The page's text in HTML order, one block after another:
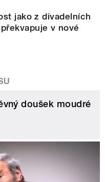
jako z divadelních
v nové
doušek moudré